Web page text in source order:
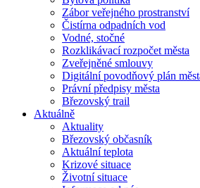
Zábor veřejného prostranství
Čistírna odpadních vod
Vodné, stočné
Rozklikávací rozpočet města
Zveřejněné smlouvy
Digitální povodňový plán
Právní předpisy města
Březovský trail
Aktuálně
Aktuality
Březovský občasník
Aktuální teplota
Krizové situace
Životní situace